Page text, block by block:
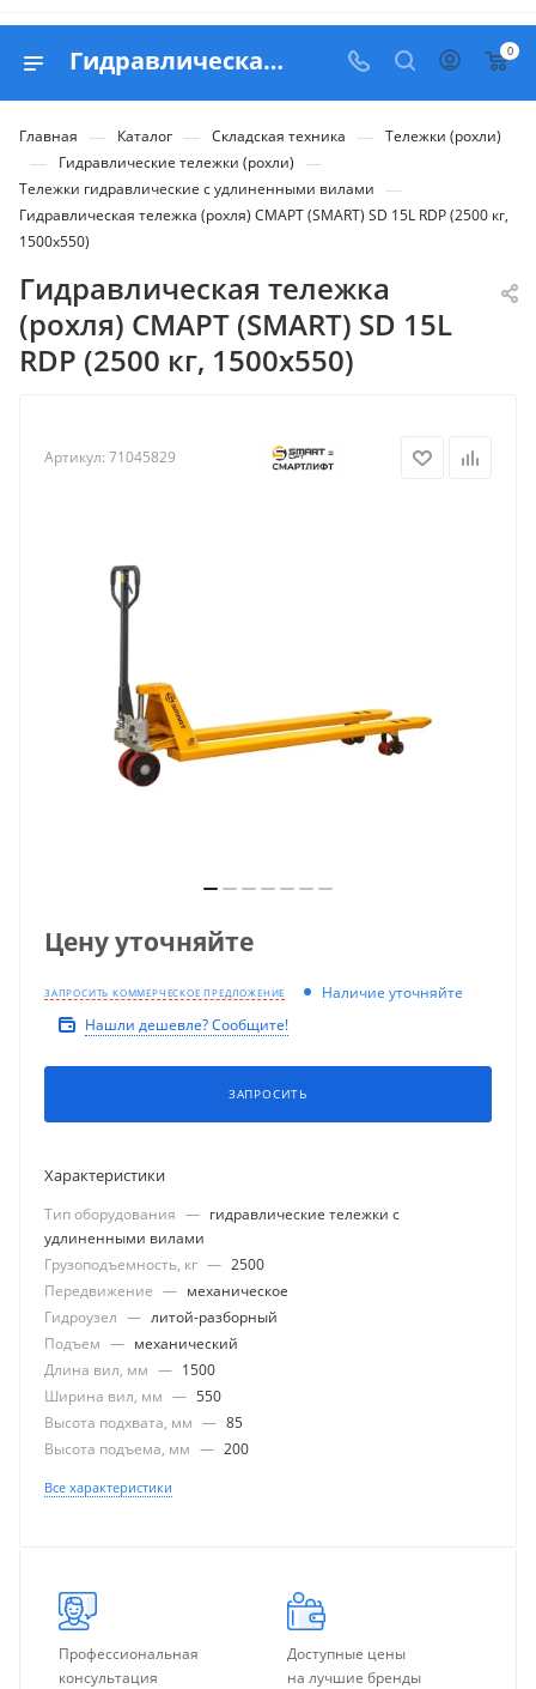
Гидравлическая тележка (роxля) СМАРТ (SMART) SD 15L RDP (2500 кг, 1500x550) - купить в Belapex 0
Главная — Каталог — Складская техника — Тележки (рохли)
— Гидравлические тележки (рохли) —
Тележки гидравлические с удлиненными вилами —
Гидравлическая тележка (роxля) СМАРТ (SMART) SD 15L RDP (2500 кг,
1500x550)
Гидравлическая тележка
(роxля) СМАРТ (SMART) SD 15L
RDP (2500 кг, 1500x550)
Артикул: 71045829
Цену уточняйте
ЗАПРОСИТЬ КОММЕРЧЕСКОЕ ПРЕДЛОЖЕНИЕ
Наличие уточняйте
Нашли дешевле? Сообщите!
ЗАПРОСИТЬ
Характеристики
Тип оборудования — гидравлические тележки с
удлиненными вилами
Грузоподъемность, кг — 2500
Передвижение — механическое
Гидроузел — литой-разборный
Подъем — механический
Длина вил, мм — 1500
Ширина вил, мм — 550
Высота подхвата, мм — 85
Высота подъема, мм — 200
Все характеристики
Профессиональная
консультация
Доступные цены
на лучшие бренды